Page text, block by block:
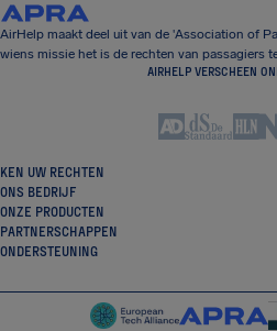
AirHelp maakt deel uit van de 'Association of
wiens missie het is de rechten van passagiers
AIRHELP VERSCHEEN
KEN UW RECHTEN
ONS BEDRIJF
ONZE PRODUCTEN
PARTNERSCHAPPEN
ONDERSTEUNING